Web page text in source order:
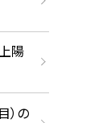
陽
）の